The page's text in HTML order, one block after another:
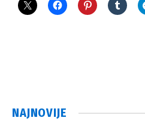
NAJNOVIJE